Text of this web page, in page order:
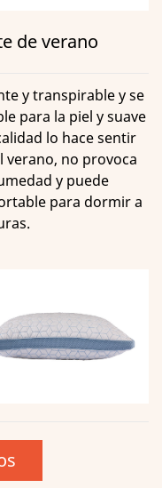
de verano
y transpirable y se
para la piel y suave
lo hace sentir
verano, no provoca
y puede
para dormir a